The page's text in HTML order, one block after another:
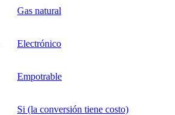
Gas natural
Electrónico
Empotrable
Si (la conversión tiene costo)